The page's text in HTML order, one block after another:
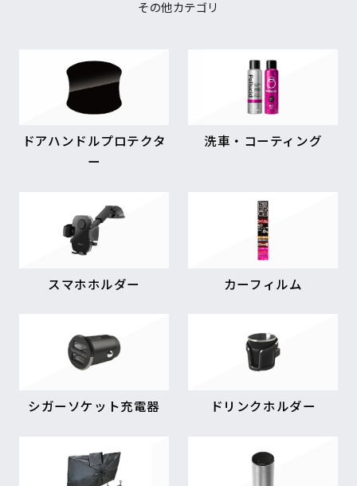
その他カテゴリ
ドアハンドルプロテクタ
ー
洗車・コーティング
スマホホルダー カーフィルム
シガーソケット充電器 ドリンクホルダー